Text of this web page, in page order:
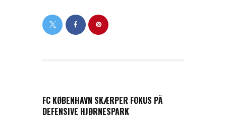
FC KØBENHAVN SKÆRPER FOKUS PÅ
DEFENSIVE HJØRNESPARK